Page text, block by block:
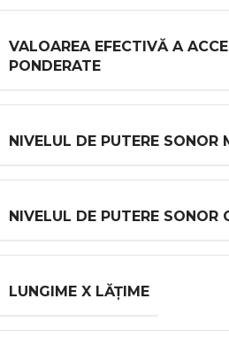
VALOAREA EFECTIVĂ A
PONDERATE
NIVELUL DE PUTERE SONOR
NIVELUL DE PUTERE SONOR
LUNGIME X LĂȚIME